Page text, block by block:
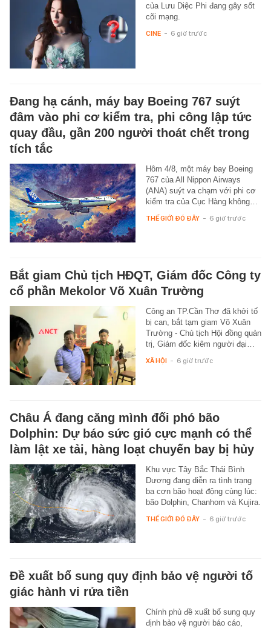
của Lưu Diệc Phi đang gây sốt
cõi mạng.
CINE - 6 giờ trước
Đang hạ cánh, máy bay Boeing 767 suýt
đâm vào phi cơ kiểm tra, phi công lập tức
quay đầu, gần 200 người thoát chết trong
tích tắc
Hôm 4/8, một máy bay Boeing
767 của All Nippon Airways
(ANA) suýt va chạm với phi cơ
kiểm tra của Cục Hàng không…
THẾ GIỚI ĐÓ ĐÂY - 6 giờ trước
Bắt giam Chủ tịch HĐQT, Giám đốc Công ty
cổ phần Mekolor Võ Xuân Trường
Công an TP.Cần Thơ đã khởi tố
bị can, bắt tạm giam Võ Xuân
Trường - Chủ tịch Hội đồng quản
trị, Giám đốc kiêm người đại…
XÃ HỘI - 6 giờ trước
Châu Á đang căng mình đối phó bão
Dolphin: Dự báo sức gió cực mạnh có thể
làm lật xe tải, hàng loạt chuyến bay bị hủy
Khu vực Tây Bắc Thái Bình
Dương đang diễn ra tình trạng
ba cơn bão hoạt động cùng lúc:
bão Dolphin, Chanhom và Kujira.
THẾ GIỚI ĐÓ ĐÂY - 6 giờ trước
Đề xuất bổ sung quy định bảo vệ người tố
giác hành vi rửa tiền
Chính phủ đề xuất bổ sung quy
định bảo vệ người báo cáo,